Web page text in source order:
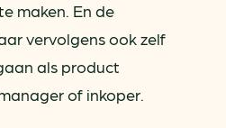
maken. En de
vervolgens ook zelf
als product
of inkoper.